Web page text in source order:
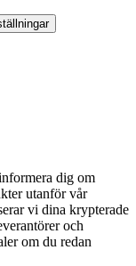
dig om
utanför vår
vi dina krypterade
och
om du redan